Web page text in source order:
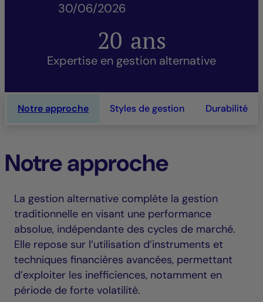
30/06/2026
20 ans
Expertise en gestion alternative
Notre approche Styles de gestion Durabilité
Notre approche
La gestion alternative complète la gestion
traditionnelle en visant une performance
absolue, indépendante des cycles de marché.
Elle repose sur l’utilisation d’instruments et
techniques financières avancées, permettant
d’exploiter les inefficiences, notamment en
période de forte volatilité.